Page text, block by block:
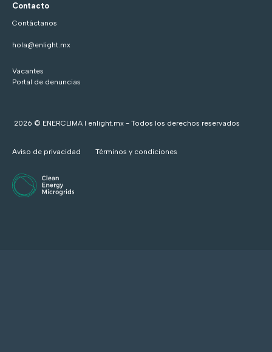
Contacto
Contáctanos
hola@enlight.mx
Vacantes
Portal de denuncias
2026 © ENERCLIMA I enlight.mx - Todos los derechos reservados
Aviso de privacidad Términos y condiciones